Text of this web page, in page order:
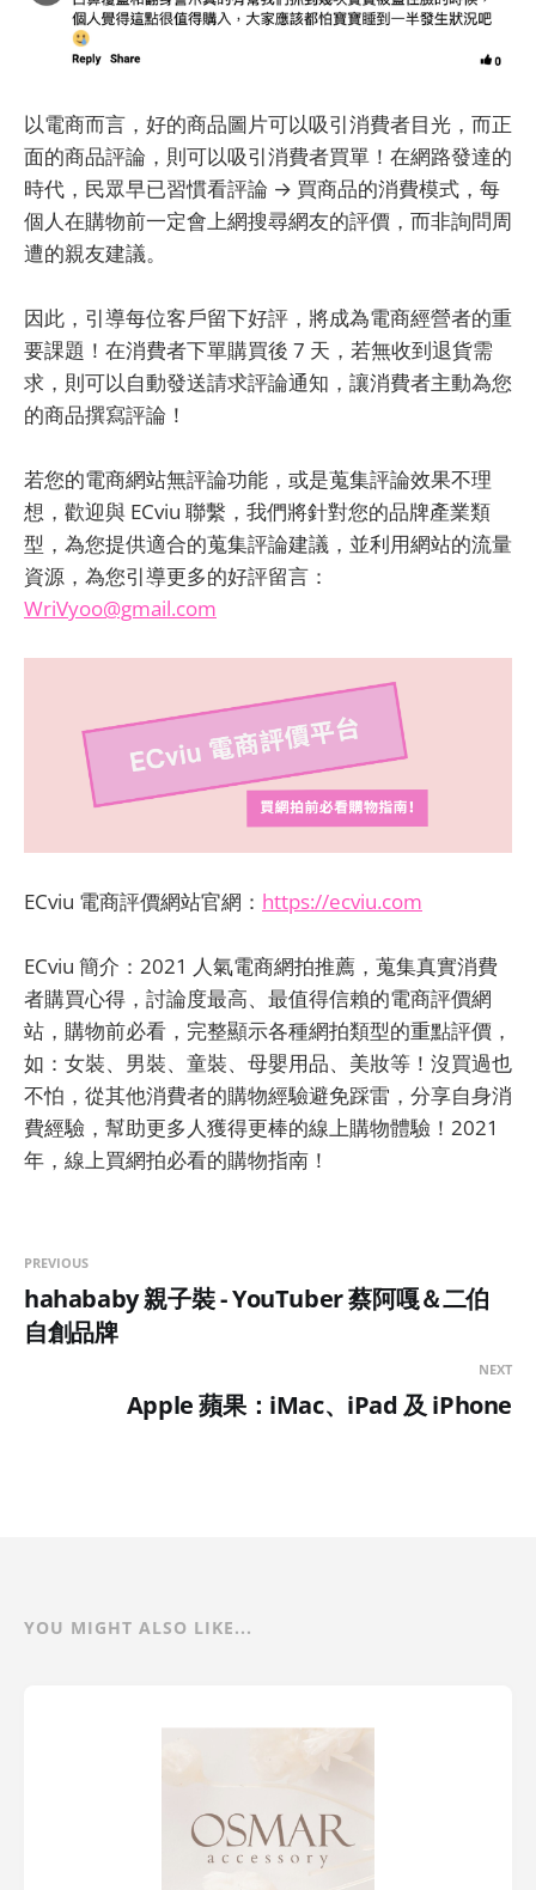
以電商而言，好的商品圖片可以吸引消費者目光，而正
面的商品評論，則可以吸引消費者買單！在網路發達的
時代，民眾早已習慣看評論 → 買商品的消費模式，每
個人在購物前一定會上網搜尋網友的評價，而非詢問周
遭的親友建議。
因此，引導每位客戶留下好評，將成為電商經營者的重
要課題！在消費者下單購買後 7 天，若無收到退貨需
求，則可以自動發送請求評論通知，讓消費者主動為您
的商品撰寫評論！
若您的電商網站無評論功能，或是蒐集評論效果不理
想，歡迎與 ECviu 聯繫，我們將針對您的品牌產業類
型，為您提供適合的蒐集評論建議，並利用網站的流量
資源，為您引導更多的好評留言：
WriVyoo@gmail.com
ECviu 電商評價網站官網： https://ecviu.com
ECviu 簡介：2021 人氣電商網拍推薦，蒐集真實消費
者購買心得，討論度最高、最值得信賴的電商評價網
站，購物前必看，完整顯示各種網拍類型的重點評價，
如：女裝、男裝、童裝、母嬰用品、美妝等！沒買過也
不怕，從其他消費者的購物經驗避免踩雷，分享自身消
費經驗，幫助更多人獲得更棒的線上購物體驗！2021
年，線上買網拍必看的購物指南！
PREVIOUS
hahababy 親子裝 - YouTuber 蔡阿嘎＆二伯
自創品牌
NEXT
Apple 蘋果：iMac、iPad 及 iPhone
YOU MIGHT ALSO LIKE...